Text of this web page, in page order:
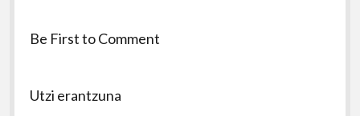
Be First to Comment
Utzi erantzuna